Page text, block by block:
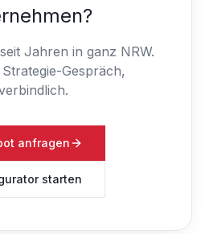
Jahren in ganz NRW.
Gespräch,
anfragen
starten